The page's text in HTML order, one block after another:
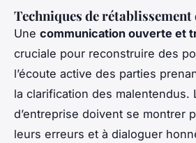
Techniques de
Une communication ouverte et
cruciale pour reconstruire des
l’écoute active des parties
la clarification des malentendus.
d’entreprise doivent se montrer
leurs erreurs et à dialoguer